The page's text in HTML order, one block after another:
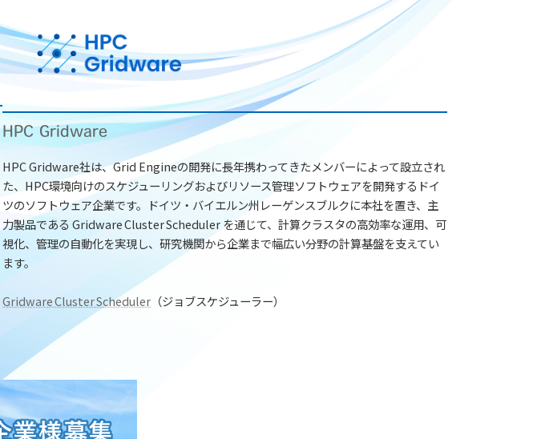
HPC Gridware
HPC Gridware社は、Grid Engineの開発に長年携わってきたメンバーによって設立され
た、HPC環境向けのスケジューリングおよびリソース管理ソフトウェアを開発するドイ
ツのソフトウェア企業です。ドイツ・バイエルン州レーゲンスブルクに本社を置き、主
力製品である Gridware Cluster Scheduler を通じて、計算クラスタの高効率な運用、可
視化、管理の自動化を実現し、研究機関から企業まで幅広い分野の計算基盤を支えてい
ます。
Gridware Cluster Scheduler （ジョブスケジューラー）